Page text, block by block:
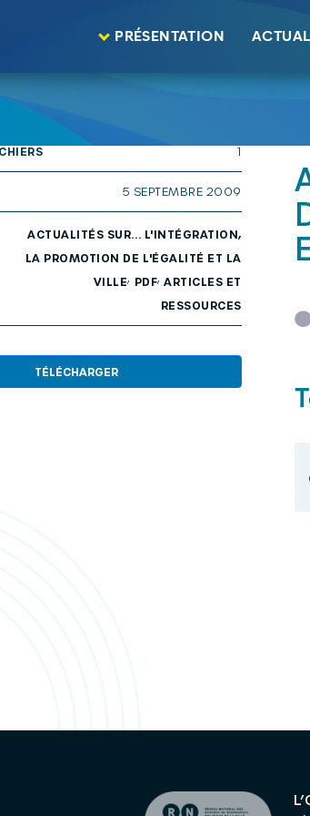
PRÉSENTATION
Actualités sur… n° 49 : Droit des étrangers…
1
5 SEPTEMBRE 2009
ACTUALITÉS SUR... L'INTÉGRATION,
LA PROMOTION DE L'ÉGALITÉ ET LA
VILLE, PDF, ARTICLES ET
RESSOURCES
TÉLÉCHARGER